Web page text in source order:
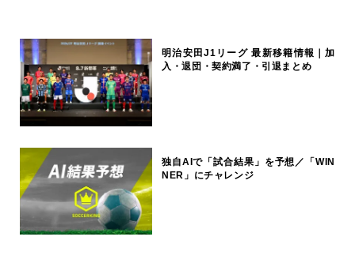
明治安田J1リーグ 最新移籍情報｜加
入・退団・契約満了・引退まとめ
独自AIで「試合結果」を予想／「WIN
NER」にチャレンジ